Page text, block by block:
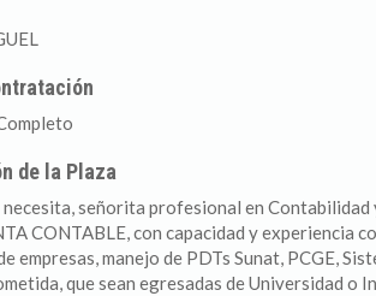
de la Plaza
necesita, señorita profesional en Contabilidad
CONTABLE, con capacidad y experiencia
empresas, manejo de PDTs Sunat, PCGE,
que sean egresadas de Universidad o